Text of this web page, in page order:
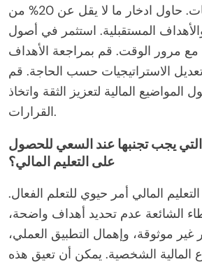
لتتبع الدخل والنفقات. حاول ادخار ما لا يقل عن 20% من
المستقبلية. استثمر في أصول
مع مرور الوقت. قم بمراجعة الأهداف
وتعديل الاستراتيجيات حسب الحاجة. قم
المالية لتعزيز الثقة واتخاذ
القرارات.
يجب تجنبها عند السعي للحصول
على التعليم المالي؟
المالي أمر حيوي للتعلم الفعال.
الشائعة عدم تحديد أهداف واضحة،
غير موثوقة، وإهمال التطبيق العملي،
المالية الشخصية. يمكن أن تعيق هذه